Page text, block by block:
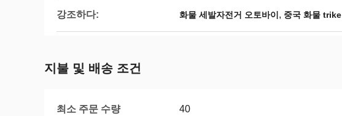
강조하다: 화물 세발자전거 오토바이 , 중국 화물 trike
지불 및 배송 조건
최소 주문 수량 40